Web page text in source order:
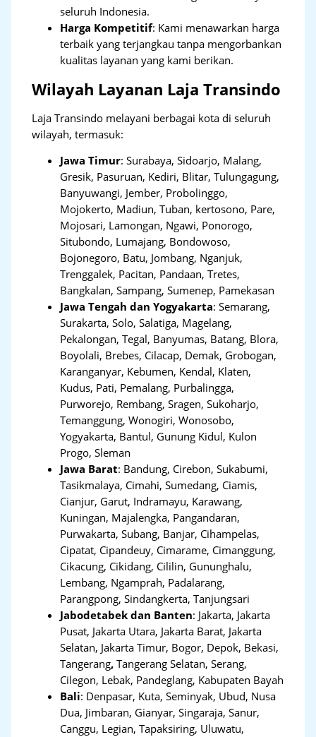
seluruh Indonesia.
Harga Kompetitif: Kami menawarkan harga
terbaik yang terjangkau tanpa mengorbankan
kualitas layanan yang kami berikan.
Wilayah Layanan Laja Transindo
Laja Transindo melayani berbagai kota di seluruh
wilayah, termasuk:
Jawa Timur:Surabaya, Sidoarjo, Malang,
Gresik, Pasuruan, Kediri, Blitar, Tulungagung,
Banyuwangi, Jember, Probolinggo,
Mojokerto, Madiun, Tuban, kertosono, Pare,
Mojosari, Lamongan, Ngawi, Ponorogo,
Situbondo, Lumajang, Bondowoso,
Bojonegoro, Batu, Jombang, Nganjuk,
Trenggalek, Pacitan, Pandaan, Tretes,
Bangkalan, Sampang, Sumenep, Pamekasan
Jawa Tengah dan Yogyakarta:Semarang,
Surakarta, Solo, Salatiga, Magelang,
Pekalongan, Tegal, Banyumas, Batang, Blora,
Boyolali, Brebes, Cilacap, Demak, Grobogan,
Karanganyar, Kebumen, Kendal, Klaten,
Kudus, Pati, Pemalang, Purbalingga,
Purworejo, Rembang, Sragen, Sukoharjo,
Temanggung, Wonogiri, Wonosobo,
Yogyakarta, Bantul, Gunung Kidul, Kulon
Progo, Sleman
Jawa Barat: Bandung, Cirebon, Sukabumi,
Tasikmalaya, Cimahi, Sumedang, Ciamis,
Cianjur, Garut, Indramayu, Karawang,
Kuningan, Majalengka, Pangandaran,
Purwakarta, Subang, Banjar, Cihampelas,
Cipatat, Cipandeuy, Cimarame, Cimanggung,
Cikacung, Cikidang, Cililin, Gununghalu,
Lembang, Ngamprah, Padalarang,
Parangpong, Sindangkerta, Tanjungsari
Jabodetabek dan Banten: Jakarta, Jakarta
Pusat, Jakarta Utara, Jakarta Barat, Jakarta
Selatan, Jakarta Timur, Bogor, Depok, Bekasi,
Tangerang,Tangerang Selatan, Serang,
Cilegon, Lebak, Pandeglang, Kabupaten Bayah
Bali: Denpasar, Kuta, Seminyak, Ubud, Nusa
Dua, Jimbaran, Gianyar, Singaraja, Sanur,
Canggu, Legian, Tapaksiring, Uluwatu,